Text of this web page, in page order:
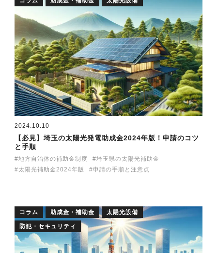
2024.10.10
【必見】埼玉の太陽光発電助成金2024年版！申請のコツ
と手順
地方自治体の補助金制度
埼玉県の太陽光補助金
太陽光補助金2024年版
申請の手順と注意点
コラム 助成金・補助金 太陽光設備
防犯・セキュリティ